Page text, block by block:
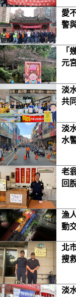
愛
警
「
元
淡
共
淡
水
老
回
漁
動
北
搜
淡